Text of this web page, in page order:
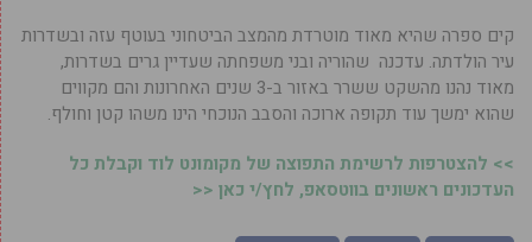
קים ספרה שהיא מאוד מוטרדת מהמצב הביטחוני בעוטף עזה ובשדרות
עיר הולדתה. עדכנה שהוריה ובני משפחתה שעדיין גרים בשדרות,
מאוד נהנו מהשקט ששרר באזור ב-3 שנים האחרונות והם מקווים
שהוא ימשך עוד תקופה ארוכה והסבב הנוכחי הינו משהו קטן וחולף.
>> להצטרפות לרשימת התפוצה של מקומונט לוד וקבלת כל
העדכונים ראשונים בווטסאפ, לחץ/י כאן <<